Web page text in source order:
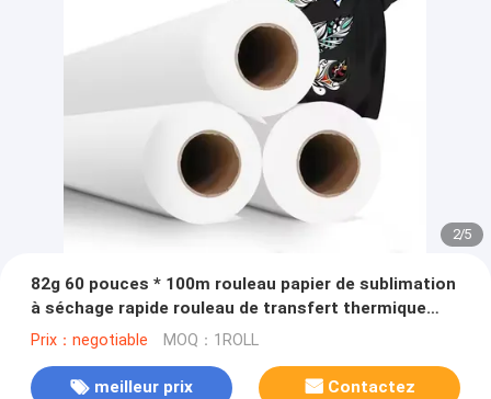
2/5
82g 60 pouces * 100m rouleau papier de sublimation
à séchage rapide rouleau de transfert thermique
papier d'impression pour la sublimation
Prix：negotiable MOQ：1ROLL
meilleur prix Contactez